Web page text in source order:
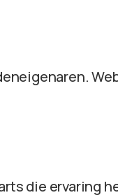
die ervaring